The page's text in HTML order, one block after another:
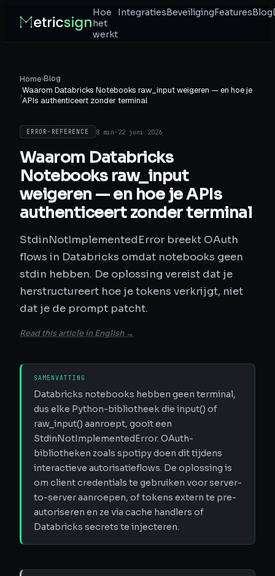
Hoe
het
werkt
IntegratiesBeveiligingFeaturesBlog
Home›Blog
›Waarom Databricks Notebooks raw_input weigeren — en hoe je
APIs authenticeert zonder terminal
ERROR-REFERENCE 8 min · 22 juni 2026
Waarom Databricks
Notebooks raw_input
weigeren — en hoe je APIs
authenticeert zonder terminal
StdinNotImplementedError breekt OAuth
flows in Databricks omdat notebooks geen
stdin hebben. De oplossing vereist dat je
herstructureert hoe je tokens verkrijgt, niet
dat je de prompt patcht.
Read this article in English →
SAMENVATTING
Databricks notebooks hebben geen terminal,
dus elke Python-bibliotheek die input() of
raw_input() aanroept, gooit een
StdinNotImplementedError. OAuth-
bibliotheken zoals spotipy doen dit tijdens
interactieve autorisatieflows. De oplossing is
om client credentials te gebruiken voor server-
to-server aanroepen, of tokens extern te pre-
autoriseren en ze via cache handlers of
Databricks secrets te injecteren.